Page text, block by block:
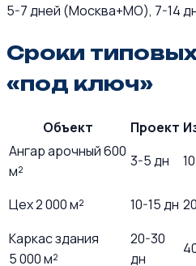
5-7 дней (Москва+МО), 7-14
Сроки
«под ключ»
Объект Проект
Ангар арочный 600
м²
3-5 дн
Цех 2 000 м²
10-15 дн
Каркас здания
5 000 м²
20-30
дн